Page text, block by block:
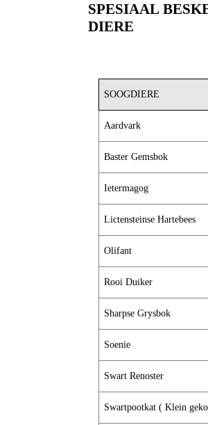
SPESIAAL
DIERE
SOOGDIERE
Aardvark
Baster Gemsbok
Ietermagog
Lictensteinse Hartebees
Olifant
Rooi Duiker
Sharpse Grysbok
Soenie
Swart Renoster
Swartpootkat ( Klein